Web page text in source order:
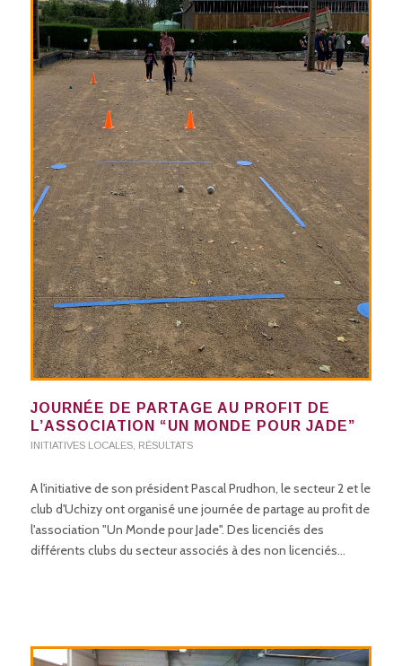
JOURNÉE DE PARTAGE AU PROFIT DE
L’ASSOCIATION “UN MONDE POUR JADE”
INITIATIVES LOCALES, RÉSULTATS
A l'initiative de son président Pascal Prudhon, le secteur 2 et le
club d'Uchizy ont organisé une journée de partage au profit de
l'association "Un Monde pour Jade". Des licenciés des
différents clubs du secteur associés à des non licenciés…